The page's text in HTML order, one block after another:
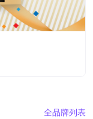
全品牌列表